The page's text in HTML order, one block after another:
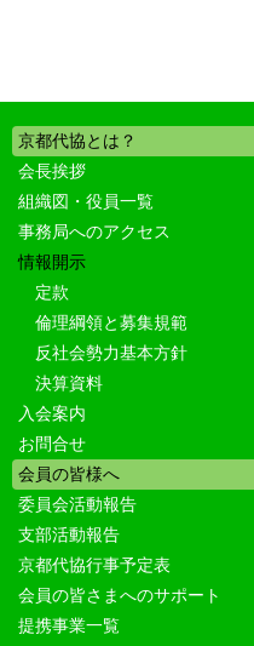
京都代協とは？
会長挨拶
組織図・役員一覧
事務局へのアクセス
情報開示
定款
倫理綱領と募集規範
反社会勢力基本方針
決算資料
入会案内
お問合せ
会員の皆様へ
委員会活動報告
支部活動報告
京都代協行事予定表
会員の皆さまへのサポート
提携事業一覧